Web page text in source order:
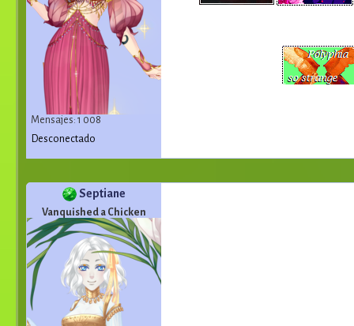
Mensajes: 1 008
Desconectado
Septiane
Vanquished a Chicken